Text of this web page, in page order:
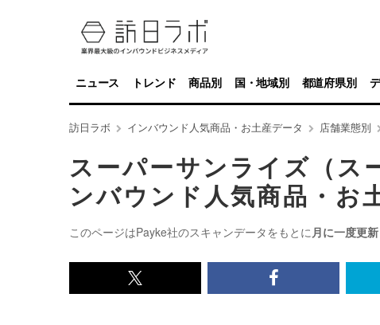
ニュース トレンド 商品別 国・地域別 都道府県別
訪日ラボ インバウンド人気商品・お土産データ 店舗業態別
スーパーサンライズ（ス
ンバウンド人気商品・お
このページはPayke社のスキャンデータをもとに月に一度更新
x<br>